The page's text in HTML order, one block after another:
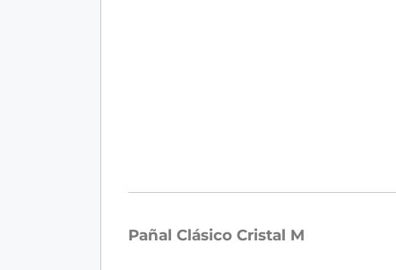
Pañal Clásico Cristal M